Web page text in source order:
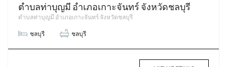
ตำบลท่าบุญมี อำเภอเกาะจันทร์ จังหวัดชลบุรี
ตำบลท่าบุญมี อำเภอเกาะจันทร์ จังหวัดชลบุรี
ชลบุรี ชลบุรี